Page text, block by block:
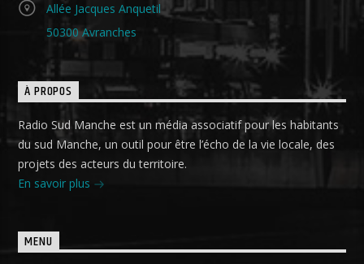
Allée Jacques Anquetil
50300 Avranches
À PROPOS
Radio Sud Manche est un média associatif pour les habitants
du sud Manche, un outil pour être l’écho de la vie locale, des
projets des acteurs du territoire.
En savoir plus
MENU